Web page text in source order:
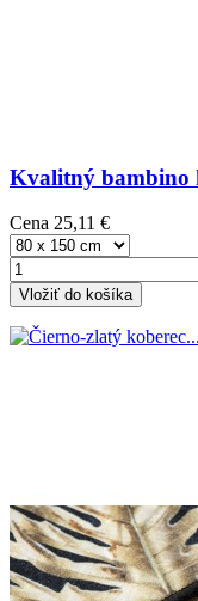
Kvalitný bambino
Cena 25,11 €
Vložiť do košíka